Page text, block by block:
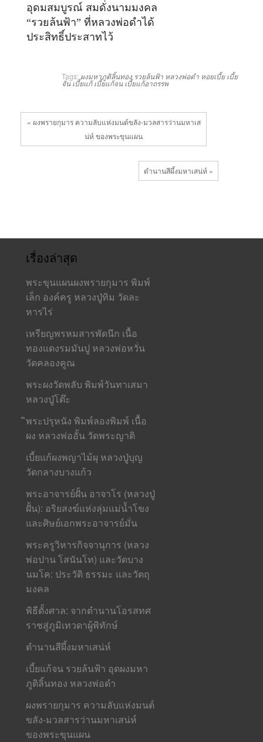
อุดมสมบูรณ์ สมดั่งนามมงคล
“รวยล้นฟ้า” ที่หลวงพ่อดำได้
ประสิทธิ์ประสาทไว้
Tags: ผงมหาภูติลิ้นทอง รวยล้นฟ้า หลวงพ่อดำ หอยเบี้ย เบี้ย
จั่นเบี้ยแก้ เบี้ยแก้จน เบี้ยแก้อาถรรพ
« ผงพรายกุมาร ความลับแห่งมนต์ขลัง-มวลสารว่านมหาเส
น่ห์ ของพระขุนแผน
ตำนานสีผึ้งมหาเสน่ห์ »
เรื่องล่าสุด
พระขุนแผนผงพรายกุมาร พิมพ์
เล็ก องค์ครู หลวงปู่ทิม วัดละ
หารไร่
เหรียญพรหมสารพัดนึก เนื้อ
ทองแดงรมมันปู หลวงพ่อหวั่น
วัดคลองคูณ
พระผงวัดพลับ พิมพ์วันทาเสมา
หลวงปู่โต๊ะ
ิพระปรุหนัง พิมพ์ลองพิมพ์ เนื้อ
ผง หลวงพ่ออั้น วัดพระญาติ
เบี้ยแก้ผงพญาไม้ผุ หลวงปู่บุญ
วัดกลางบางแก้ว
พระอาจารย์ฝั้น อาจาโร (หลวงปู่
ฝั้น): อริยสงฆ์แห่งลุ่มแม่น้ำโขง
และศิษย์เอกพระอาจารย์มั่น
พระครูวิหารกิจจานุการ (หลวง
พ่อปาน โสนันโท) และวัดบาง
นมโค: ประวัติ ธรรมะ และวัตถุ
มงคล
พิธีตั้งศาล: จากตำนานโอรสทศ
ราชสู่ภูมิเทวดาผู้พิทักษ์
ตำนานสีผึ้งมหาเสน่ห์
เบี้ยแก้จน รวยล้นฟ้า อุดผงมหา
ภูติลิ้นทอง หลวงพ่อดำ
ผงพรายกุมาร ความลับแห่งมนต์
ขลัง-มวลสารว่านมหาเสน่ห์
ของพระขุนแผน